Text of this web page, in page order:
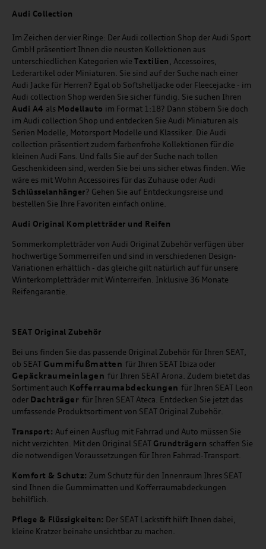
Audi Collection
Im Zeichen der vier Ringe: Der Audi collection Shop der Audi Sport
GmbH präsentiert Ihnen die neusten Kollektionen aus
unterschiedlichen Kategorien wie Textilien, Accessoires,
Lederartikel oder Miniaturen. Sie sind auf der Suche nach einer
Audi Jacke für Herren? Egal ob Softshelljacke oder Fleecejacke - im
Audi collection Shop werden Sie sicher fündig. Sie suchen Ihren
Audi A4 als Modellauto im Format 1:18? Dann stöbern Sie doch
im Audi collection Shop und entdecken Sie Audi Miniaturen als
Serien Modelle, Motorsport Modelle und Klassiker. Die Audi
collection präsentiert zudem farbenfrohe Kollektionen für die
kleinen Audi Fans. Und falls Sie auf der Suche nach tollen
Geschenkideen sind, werden Sie bei uns sicher etwas finden. Wie
wäre es mit Wohn Accessoires für das Zuhause oder Audi
Schlüsselanhänger? Gehen Sie auf Entdeckungsreise und
bestellen Sie Ihre Favoriten einfach online.
Audi Original Kompletträder und Reifen
Sommerkompletträder von Audi Original Zubehör verfügen über
hochwertige Sommerreifen und sind in verschiedenen Design-
Variationen erhältlich - das gleiche gilt natürlich auf für unsere
Winterkompletträder mit Winterreifen. Inklusive 36 Monate
Reifengarantie.
SEAT Original Zubehör
Bei uns finden Sie das passende Original Zubehör für Ihren SEAT,
ob SEAT Gummifußmatten für Ihren SEAT Ibiza oder
Gepäckraumeinlagen für Ihren SEAT Arona. Zudem bietet das
Sortiment auch Kofferraumabdeckungen für Ihren SEAT Leon
oder Dachträger für Ihren SEAT Ateca. Entdecken Sie jetzt das
umfassende Produktsortiment von SEAT Original Zubehör.
Transport: Auf einen Ausflug mit Fahrrad und Auto müssen Sie
nicht verzichten. Mit den Original SEAT Grundträgern schaffen Sie
die notwendigen Voraussetzungen für Ihren Fahrrad-Transport.
Komfort & Schutz: Zum Schutz für den Innenraum Ihres SEAT
sind Ihnen die Gummimatten und Kofferraumabdeckungen
behilflich.
Pflege & Flüssigkeiten: Der SEAT Lackstift hilft Ihnen dabei,
kleine Kratzer beinahe unsichtbar zu machen.